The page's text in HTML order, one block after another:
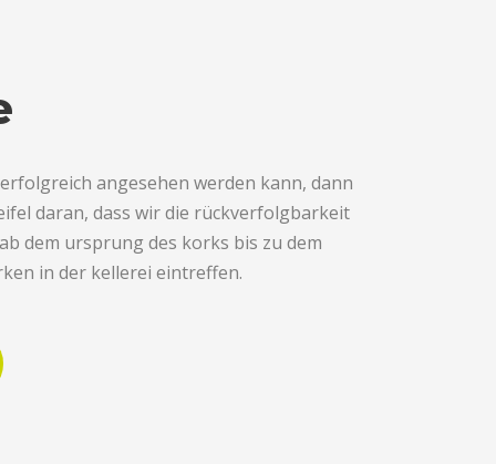
angesehen werden kann, dann
daran, dass wir die rückverfolgbarkeit
dem ursprung des korks bis zu dem
in der kellerei eintreffen.